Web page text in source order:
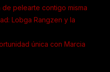
pelearte contigo misma
Lobga Rangzen y la
única con Marcia